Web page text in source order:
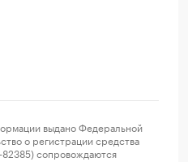
выдано Федеральной
о регистрации средства
сопровождаются